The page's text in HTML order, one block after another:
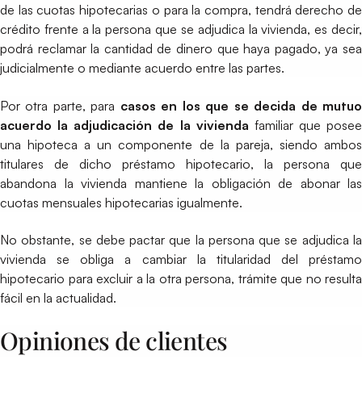
de las cuotas hipotecarias o para la compra, tendrá derecho de
crédito frente a la persona que se adjudica la vivienda, es decir,
podrá reclamar la cantidad de dinero que haya pagado, ya sea
judicialmente o mediante acuerdo entre las partes.
Por otra parte, para casos en los que se decida de mutuo
acuerdo la adjudicación de la vivienda familiar que posee
una hipoteca a un componente de la pareja, siendo ambos
titulares de dicho préstamo hipotecario, la persona que
abandona la vivienda mantiene la obligación de abonar las
cuotas mensuales hipotecarias igualmente.
No obstante, se debe pactar que la persona que se adjudica la
vivienda se obliga a cambiar la titularidad del préstamo
hipotecario para excluir a la otra persona, trámite que no resulta
fácil en la actualidad.
Opiniones de clientes